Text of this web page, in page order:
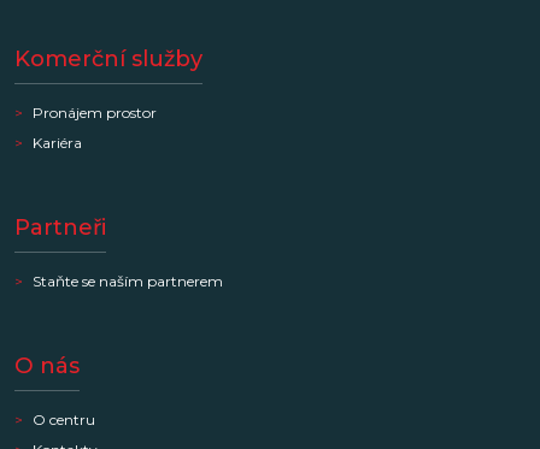
Komerční služby
Pronájem prostor
Kariéra
Partneři
Staňte se naším partnerem
O nás
O centru